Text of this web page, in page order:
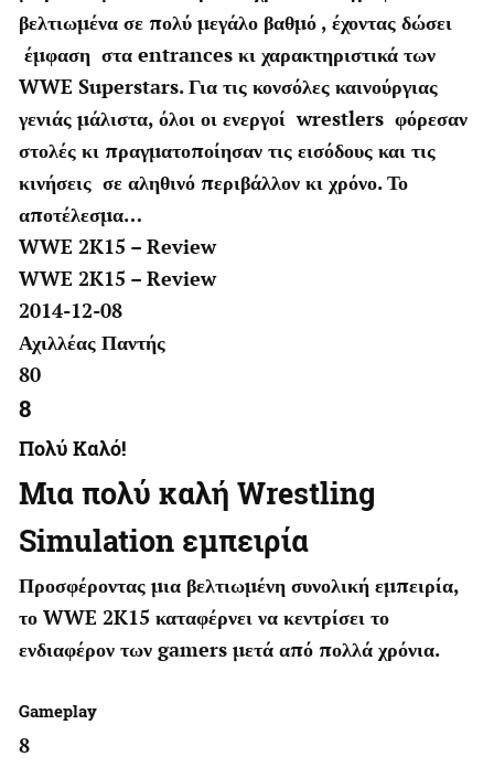
βελτιωμένα σε πολύ μεγάλο βαθμό , έχοντας δώσει
έμφαση στα entrances κι χαρακτηριστικά των
WWE Superstars. Για τις κονσόλες καινούργιας
γενιάς μάλιστα, όλοι οι ενεργοί wrestlers φόρεσαν
στολές κι πραγματοποίησαν τις εισόδους και τις
κινήσεις σε αληθινό περιβάλλον κι χρόνο. Το
αποτέλεσμα…
WWE 2K15 – Review
WWE 2K15 – Review
2014-12-08
Αχιλλέας Παντής
80
8
Πολύ Kαλό!
Μια πολύ καλή Wrestling
Simulation εμπειρία
Προσφέροντας μια βελτιωμένη συνολική εμπειρία,
το WWE 2K15 καταφέρνει να κεντρίσει το
ενδιαφέρον των gamers μετά από πολλά χρόνια.
Gameplay
8